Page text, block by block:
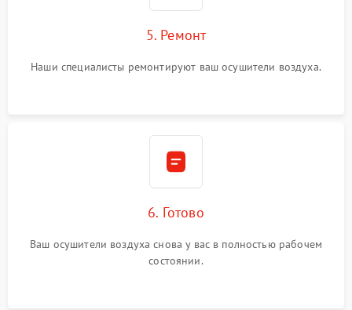
5. Ремонт
Наши специалисты ремонтируют ваш осушители воздуха.
6. Готово
Ваш осушители воздуха снова у вас в полностью рабочем
состоянии.